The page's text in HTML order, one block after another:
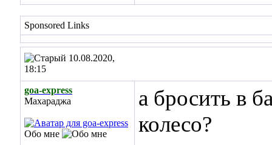
Sponsored Links
10.08.2020,
18:15
goa-express
Махараджа
Обо мне
а бросить в
колесо?